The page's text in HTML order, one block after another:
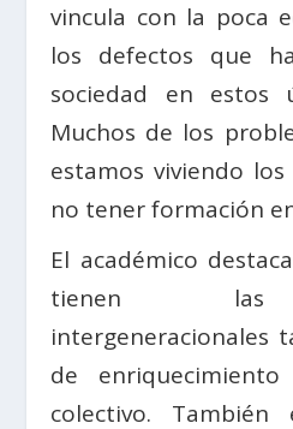
vincula con la poca
los defectos que
sociedad en estos
Muchos de los
estamos viviendo
no tener formación
El académico
tienen las
intergeneracionales
de
colectivo.